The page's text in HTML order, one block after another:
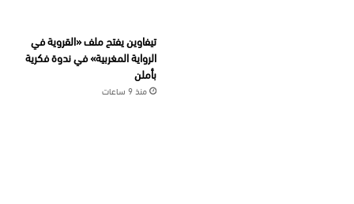
تيفاوين يفتح ملف «القروية في
الرواية المغربية» في ندوة فكرية
بأملن
منذ 9 ساعات